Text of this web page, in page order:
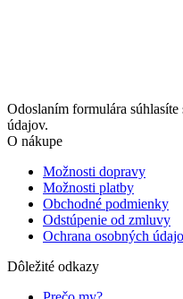
Odoslaním formulára
údajov.
O nákupe
Možnosti dopravy
Možnosti platby
Obchodné podmienky
Odstúpenie od zmluvy
Ochrana osobných
Dôležité odkazy